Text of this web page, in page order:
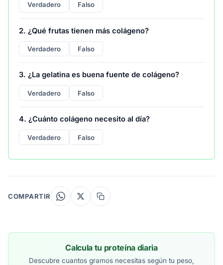
Verdadero Falso
2. ¿Qué frutas tienen más colágeno?
Verdadero Falso
3. ¿La gelatina es buena fuente de colágeno?
Verdadero Falso
4. ¿Cuánto colágeno necesito al día?
Verdadero Falso
COMPARTIR
Calcula tu proteína diaria
Descubre cuantos gramos necesitas según tu peso,